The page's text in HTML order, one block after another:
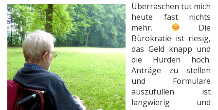
Überraschen tut mich
heute fast nichts
mehr.
Die
Bürokratie ist riesig,
das Geld knapp und
die Hürden hoch.
Anträge zu stellen
und Formulare
auszufüllen ist
langwierig und